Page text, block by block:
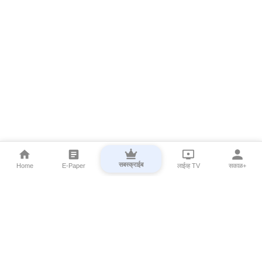
Home E-Paper सबस्क्राईब लाईव्ह TV सकाळ+